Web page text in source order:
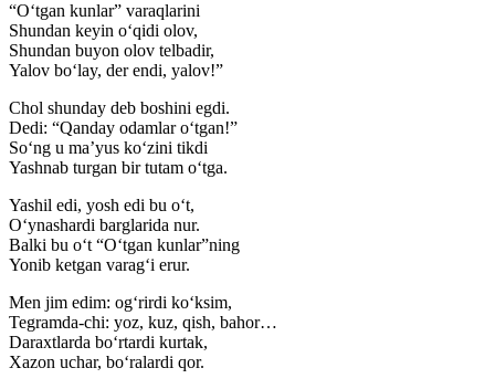
“Oʻtgan kunlar” varaqlarini
Shundan keyin oʻqidi olov,
Shundan buyon olov telbadir,
Yalov boʻlay, der endi, yalov!”
Chol shunday deb boshini egdi.
Dedi: “Qanday odamlar oʻtgan!”
Soʻng u maʼyus koʻzini tikdi
Yashnab turgan bir tutam oʻtga.
Yashil edi, yosh edi bu oʻt,
Oʻynashardi barglarida nur.
Balki bu oʻt “Oʻtgan kunlar”ning
Yonib ketgan varagʻi erur.
Men jim edim: ogʻrirdi koʻksim,
Tegramda-chi: yoz, kuz, qish, bahor…
Daraxtlarda boʻrtardi kurtak,
Xazon uchar, boʻralardi qor.